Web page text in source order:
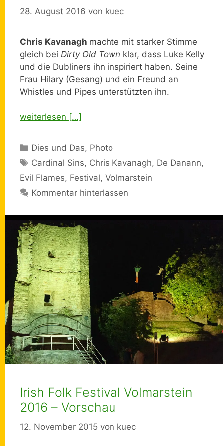
28. August 2016 von kuec
Chris Kavanagh machte mit starker Stimme
gleich bei Dirty Old Town klar, dass Luke Kelly
und die Dubliners ihn inspiriert haben. Seine
Frau Hilary (Gesang) und ein Freund an
Whistles und Pipes unterstützten ihn.
weiterlesen […]
Kategorien
Dies und Das, Photo
Schlagwörter
Cardinal Sins, Chris Kavanagh, De Danann,
Evil Flames, Festival, Volmarstein
Kommentar hinterlassen
Irish Folk Festival Volmarstein
2016 – Vorschau
12. November 2015 von kuec